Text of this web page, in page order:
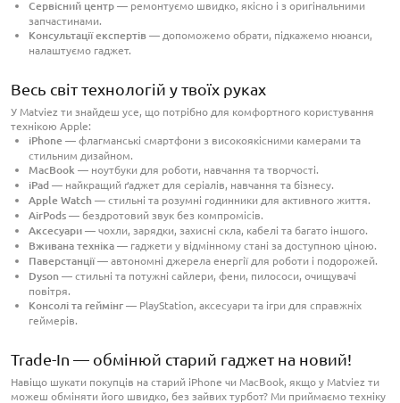
Сервісний центр— ремонтуємо швидко, якісно і з оригінальними
запчастинами.
Консультації експертів— допоможемо обрати, підкажемо нюанси,
налаштуємо гаджет.
Весь світ технологій у твоїх руках
У Matviez ти знайдеш усе, що потрібно для комфортного користування
технікою Apple:
iPhone— флагманські смартфони з високоякісними камерами та
стильним дизайном.
MacBook — ноутбуки для роботи, навчання та творчості.
iPad— найкращий ґаджет для серіалів, навчання та бізнесу.
Apple Watch — стильні та розумні годинники для активного життя.
AirPods— бездротовий звук без компромісів.
Аксесуари— чохли, зарядки, захисні скла, кабелі та багато іншого.
Вживана техніка— гаджети у відмінному стані за доступною ціною.
Паверстанції— автономні джерела енергії для роботи і подорожей.
Dyson — стильні та потужні сайлери, фени, пилососи, очищувачі
повітря.
Консолі та геймінг— PlayStation, аксесуари та ігри для справжніх
геймерів.
Trade-In — обмінюй старий гаджет на новий!
Навіщо шукати покупців на старий iPhone чи MacBook, якщо у Matviez ти
можеш обміняти його швидко, без зайвих турбот? Ми приймаємо техніку